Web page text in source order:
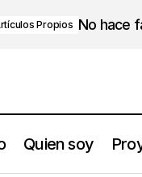
Propios No hace
Quien soy